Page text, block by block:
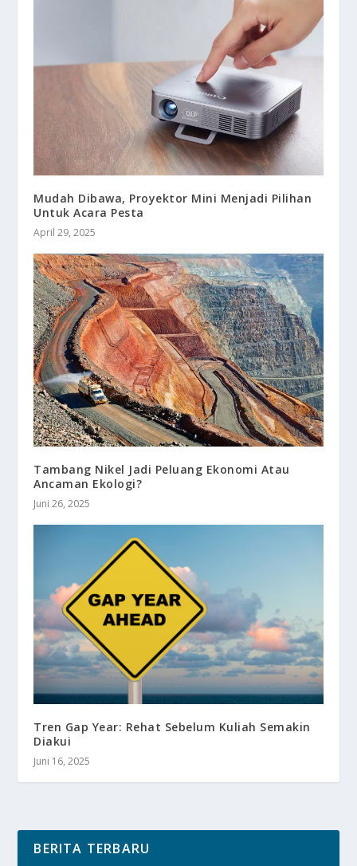
Mudah Dibawa, Proyektor Mini Menjadi Pilihan
Untuk Acara Pesta
April 29, 2025
Tambang Nikel Jadi Peluang Ekonomi Atau
Ancaman Ekologi?
Juni 26, 2025
Tren Gap Year: Rehat Sebelum Kuliah Semakin
Diakui
Juni 16, 2025
BERITA TERBARU